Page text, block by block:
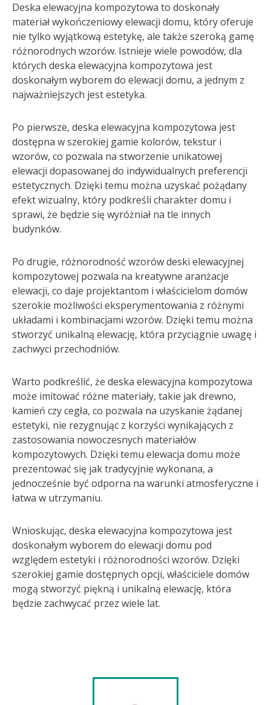
Deska elewacyjna kompozytowa to doskonały
materiał wykończeniowy elewacji domu, który oferuje
nie tylko wyjątkową estetykę, ale także szeroką gamę
różnorodnych wzorów. Istnieje wiele powodów, dla
których deska elewacyjna kompozytowa jest
doskonałym wyborem do elewacji domu, a jednym z
najważniejszych jest estetyka.
Po pierwsze, deska elewacyjna kompozytowa jest
dostępna w szerokiej gamie kolorów, tekstur i
wzorów, co pozwala na stworzenie unikatowej
elewacji dopasowanej do indywidualnych preferencji
estetycznych. Dzięki temu można uzyskać pożądany
efekt wizualny, który podkreśli charakter domu i
sprawi, że będzie się wyróżniał na tle innych
budynków.
Po drugie, różnorodność wzorów deski elewacyjnej
kompozytowej pozwala na kreatywne aranżacje
elewacji, co daje projektantom i właścicielom domów
szerokie możliwości eksperymentowania z różnymi
układami i kombinacjami wzorów. Dzięki temu można
stworzyć unikalną elewację, która przyciągnie uwagę i
zachwyci przechodniów.
Warto podkreślić, że deska elewacyjna kompozytowa
może imitować różne materiały, takie jak drewno,
kamień czy cegła, co pozwala na uzyskanie żądanej
estetyki, nie rezygnując z korzyści wynikających z
zastosowania nowoczesnych materiałów
kompozytowych. Dzięki temu elewacja domu może
prezentować się jak tradycyjnie wykonana, a
jednocześnie być odporna na warunki atmosferyczne i
łatwa w utrzymaniu.
Wnioskując, deska elewacyjna kompozytowa jest
doskonałym wyborem do elewacji domu pod
względem estetyki i różnorodności wzorów. Dzięki
szerokiej gamie dostępnych opcji, właściciele domów
mogą stworzyć piękną i unikalną elewację, która
będzie zachwycać przez wiele lat.